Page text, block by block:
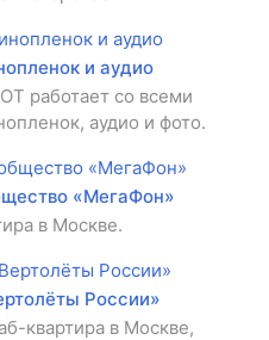
и аудио
работает со всеми
аудио и фото.
«МегаФон»
в Москве.
России»
квартира в Москве,